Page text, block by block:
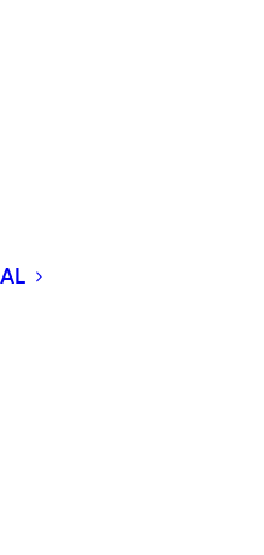
heraus, das
Den Auftakt
zum 50-jährigen